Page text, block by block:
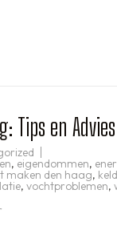
Tips en Advies
, eigendommen,
maken den haag,
, vochtproblemen,